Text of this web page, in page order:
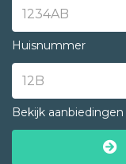
Huisnummer
Bekijk aanbiedingen